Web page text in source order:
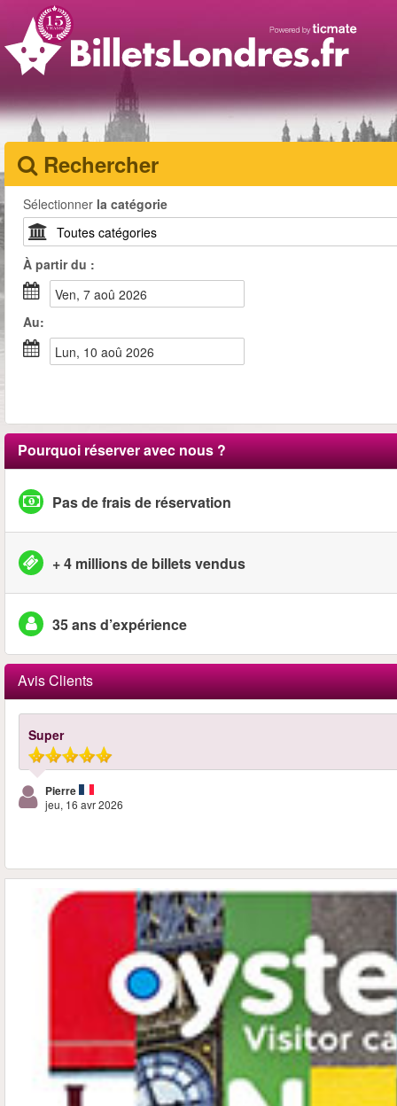
Rechercher
Sélectionner la catégorie
À partir du :
ven, 7 aoû 2026
Au:
lun, 10 aoû 2026
Pourquoi réserver avec nous ?
Pas de frais de réservation
+ 4 millions de billets vendus
35 ans d’expérience
Avis Clients
Super
Pierre
jeu, 16 avr 2026